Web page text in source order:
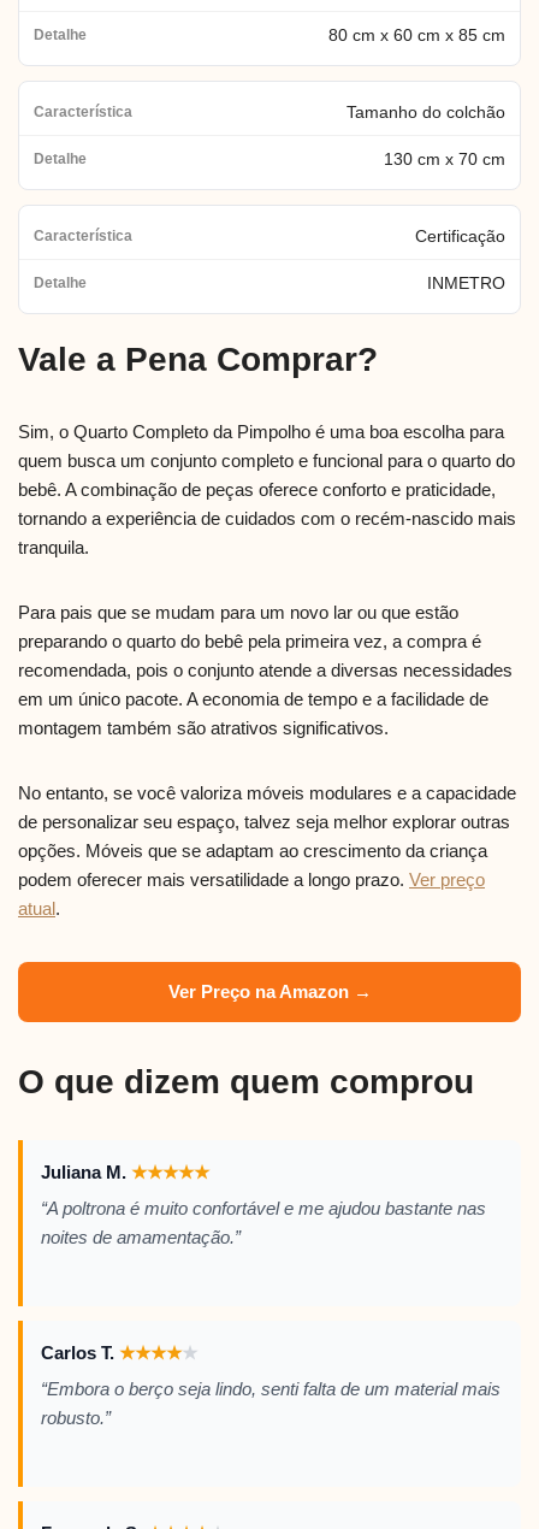
80 cm x 60 cm x 85 cm
Tamanho do colchão
130 cm x 70 cm
Certificação
INMETRO
Vale a Pena Comprar?
Sim, o Quarto Completo da Pimpolho é uma boa escolha para
quem busca um conjunto completo e funcional para o quarto do
bebê. A combinação de peças oferece conforto e praticidade,
tornando a experiência de cuidados com o recém-nascido mais
tranquila.
Para pais que se mudam para um novo lar ou que estão
preparando o quarto do bebê pela primeira vez, a compra é
recomendada, pois o conjunto atende a diversas necessidades
em um único pacote. A economia de tempo e a facilidade de
montagem também são atrativos significativos.
No entanto, se você valoriza móveis modulares e a capacidade
de personalizar seu espaço, talvez seja melhor explorar outras
opções. Móveis que se adaptam ao crescimento da criança
podem oferecer mais versatilidade a longo prazo. Ver preço
atual.
Ver Preço na Amazon →
O que dizem quem comprou
Juliana M. ★★★★★
“A poltrona é muito confortável e me ajudou bastante nas
noites de amamentação.”
Carlos T. ★★★★★
“Embora o berço seja lindo, senti falta de um material mais
robusto.”